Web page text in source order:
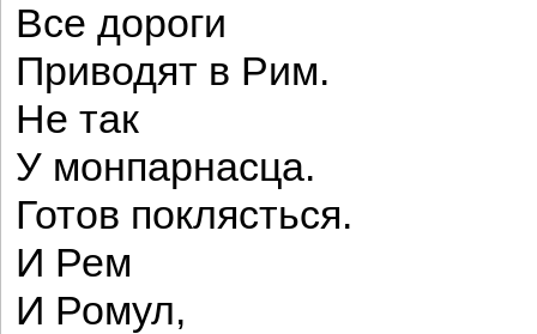
Все дороги
Приводят в Рим.
Не так
У монпарнасца.
Готов поклясться.
И Рем
И Ромул,